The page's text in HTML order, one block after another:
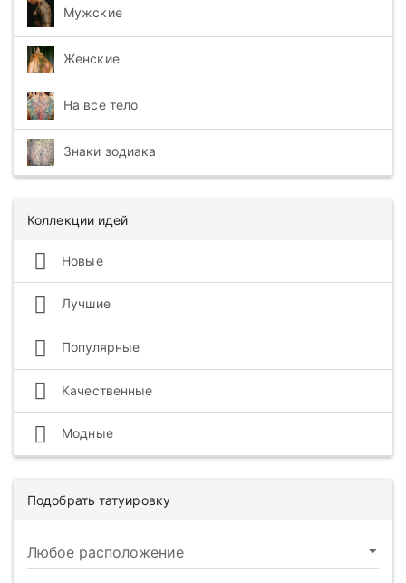
Мужские
Женские
На все тело
Знаки зодиака
Коллекции идей
Новые
Лучшие
Популярные
Качественные
Модные
Подобрать татуировку